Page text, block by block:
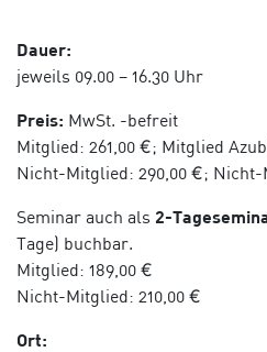
Dauer:
jeweils 09.00 – 16.30 Uhr
Preis: MwSt. -befreit
Mitglied: 261,00 €; Mitglied
Nicht-Mitglied: 290,00 €; Nicht-
Seminar auch als 2-
Tage) buchbar.
Mitglied: 189,00 €
Nicht-Mitglied: 210,00 €
Ort: